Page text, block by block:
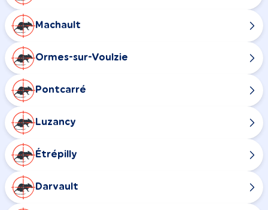
Machault
Ormes-sur-Voulzie
Pontcarré
Luzancy
Étrépilly
Darvault